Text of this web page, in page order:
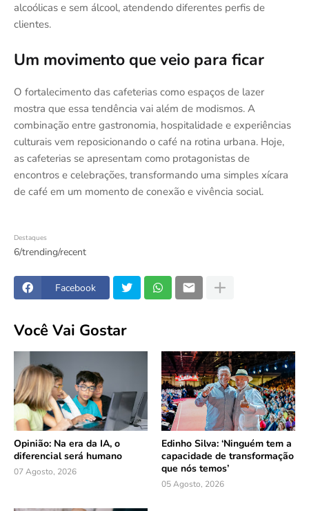
alcoólicas e sem álcool, atendendo diferentes perfis de
clientes.
Um movimento que veio para ficar
O fortalecimento das cafeterias como espaços de lazer
mostra que essa tendência vai além de modismos. A
combinação entre gastronomia, hospitalidade e experiências
culturais vem reposicionando o café na rotina urbana. Hoje,
as cafeterias se apresentam como protagonistas de
encontros e celebrações, transformando uma simples xícara
de café em um momento de conexão e vivência social.
Destaques
6/trending/recent
Facebook
Você Vai Gostar
Opinião: Na era da IA, o
diferencial será humano
07 Agosto, 2026
Edinho Silva: ‘Ninguém tem a
capacidade de transformação
que nós temos’
05 Agosto, 2026